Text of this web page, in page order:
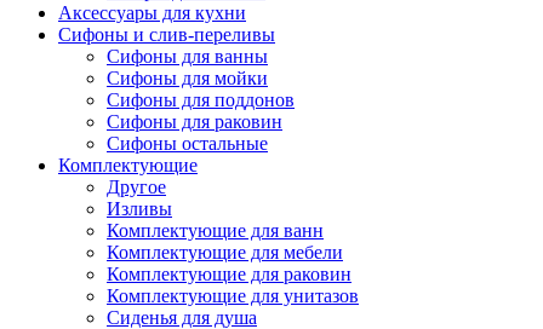
Аксессуары для кухни
Сифоны и слив-переливы
Сифоны для ванны
Сифоны для мойки
Сифоны для поддонов
Сифоны для раковин
Сифоны остальные
Комплектующие
Другое
Изливы
Комплектующие для ванн
Комплектующие для мебели
Комплектующие для раковин
Комплектующие для унитазов
Сиденья для душа